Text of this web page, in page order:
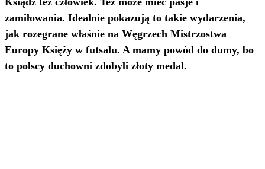
zamiłowania. Idealnie pokazują to takie wydarzenia,
jak rozegrane właśnie na Węgrzech Mistrzostwa
Europy Księży w futsalu. A mamy powód do dumy, bo
to polscy duchowni zdobyli złoty medal.